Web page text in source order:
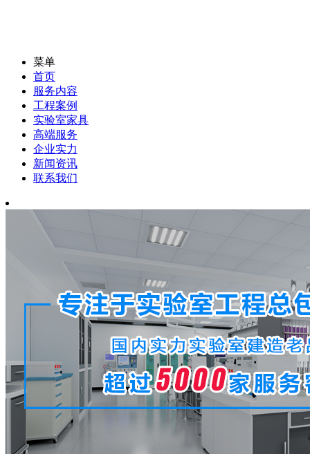
菜单
首页
服务内容
工程案例
实验室家具
高端服务
企业实力
新闻资讯
联系我们